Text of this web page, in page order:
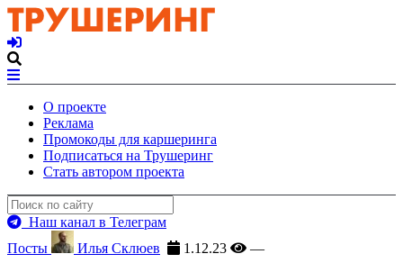
О проекте
Реклама
Промокоды для каршеринга
Подписаться на Трушеринг
Стать автором проекта
Наш канал в Телеграм
Посты
Илья Склюев 1.12.23 —